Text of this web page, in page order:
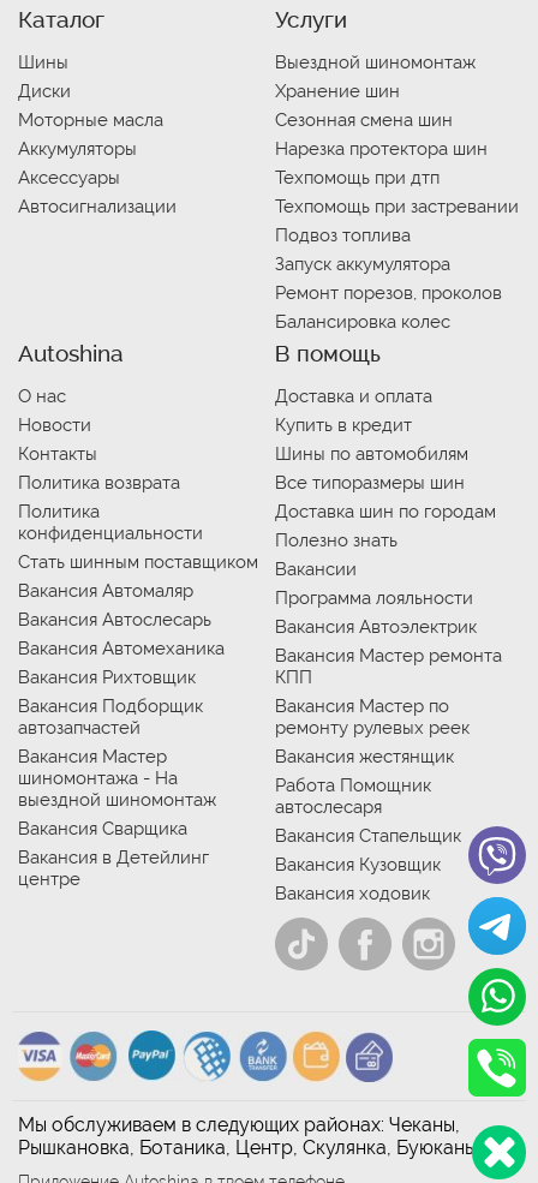
Каталог
Шины
Диски
Моторные масла
Аккумуляторы
Аксессуары
Автосигнализации
Услуги
Выездной шиномонтаж
Хранение шин
Сезонная смена шин
Нарезка протектора шин
Техпомощь при дтп
Техпомощь при застревании
Подвоз топлива
Запуск аккумулятора
Ремонт порезов, проколов
Балансировка колес
Autoshina
О нас
Новости
Контакты
Политика возврата
Политика
конфиденциальности
Стать шинным поставщиком
Вакансия Автомаляр
Вакансия Автослесарь
Вакансия Автомеханика
Вакансия Рихтовщик
Вакансия Подборщик
автозапчастей
Вакансия Мастер
шиномонтажа - На
выездной шиномонтаж
Вакансия Сварщика
Вакансия в Детейлинг
центре
В помощь
Доставка и оплата
Купить в кредит
Шины по автомобилям
Все типоразмеры шин
Доставка шин по городам
Полезно знать
Вакансии
Программа лояльности
Вакансия Автоэлектрик
Вакансия Мастер ремонта
КПП
Вакансия Мастер по
ремонту рулевых реек
Вакансия жестянщик
Работа Помощник
автослесаря
Вакансия Стапельщик
Вакансия Кузовщик
Вакансия ходовик
Мы обслуживаем в следующих районах: Чеканы,
Рышкановка, Ботаника, Центр, Скулянка, Буюканы